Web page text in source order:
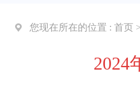
您现在所在的位置 : 首页 >
2024